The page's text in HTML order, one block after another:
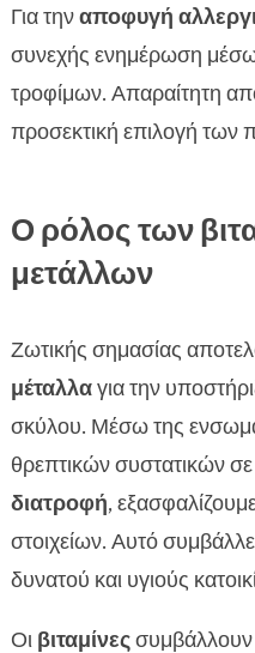
Για τηναποφυγή
συνεχής ενημέρωση μέσω
τροφίμων. Απαραίτητη
προσεκτική επιλογή των
Ο ρόλος των
μετάλλων
Ζωτικής σημασίας
μέταλλαγια την
σκύλου. Μέσω της
θρεπτικών συστατικών σε
διατροφή,
στοιχείων. Αυτό
δυνατού και υγιούς
Οι βιταμίνεςσυμβάλλουν